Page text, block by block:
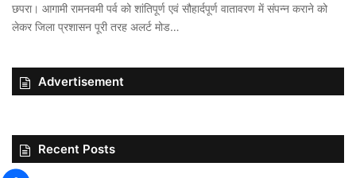
छपरा। आगामी रामनवमी पर्व को शांतिपूर्ण एवं सौहार्दपूर्ण वातावरण में संपन्न कराने को
लेकर जिला प्रशासन पूरी तरह अलर्ट मोड…
Advertisement
Recent Posts